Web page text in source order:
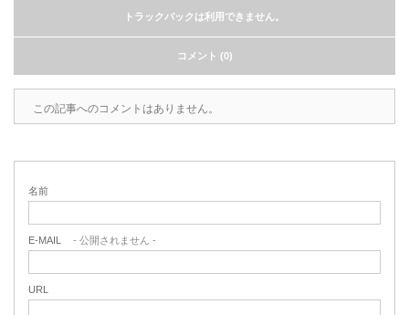
トラックバックは利用できません。
コメント (0)
この記事へのコメントはありません。
名前
E-MAIL - 公開されません -
URL